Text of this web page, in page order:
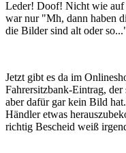
Leder! Doof! Nicht wie auf
war nur "Mh, dann haben
die Bilder sind alt oder
Jetzt gibt es da im
Fahrersitzbank-Eintrag,
aber dafür gar kein Bild
Händler etwas
richtig Bescheid weiß